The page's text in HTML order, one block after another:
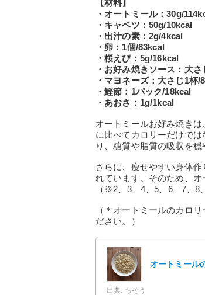
【材料】
・オートミール：30g/
・キャベツ：50g/10kcal
・出汁の素：2g/4kcal
・卵：1個/83kcal
・桜えび：5g/16kcal
・お好み焼きソース：大
・マヨネーズ：大さじ1杯/
・鰹節：1パック/18kcal
・あおさ：1g/1kcal
オートミールお好み焼き
に比べてカロリーだけで
り、糖質や脂質の吸収を
さらに、痩せやすい身体
れています。そのため、
（※2、3、4、5、6、7、8
（＊オートミールのカロ
ださい。）
オートミール
出典: ちそう